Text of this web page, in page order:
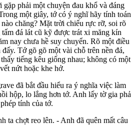
phải một chuyện đau khổ và đáng
một giây, tớ có ý nghĩ hãy tính toán
chăng? Mặt trời chiếu rực rỡ, soi rõ
đá lát cũ kỹ được trát xi măng kín
nay chưa hề suy chuyển. Rõ một điều
Tớ gõ gõ một vài chỗ trên nền đá,
tiếng kêu giống nhau; không có một
nứt hoặc khe hở.
đã bắt đầu hiểu ra ý nghĩa việc làm
hộp, lo lắng hơn tớ. Anh lấy tờ gia phả
tính của tớ.
ta chợt reo lên. - Anh đã quên mất câu